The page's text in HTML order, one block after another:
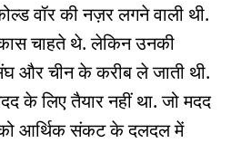
वॉर की नज़र लगने वाली थी.
चाहते थे. लेकिन उनकी
और चीन के करीब ले जाती थी.
के लिए तैयार नहीं था. जो मदद
आर्थिक संकट के दलदल में